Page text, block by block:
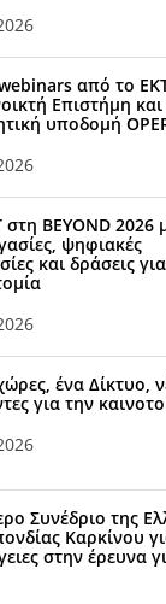
από το
Επιστήμη
υποδομή
BEYOND 2026
ψηφιακές
και δράσεις
ένα Δίκτυο,
για την
Συνέδριο της
Καρκίνου
στην έρευνα